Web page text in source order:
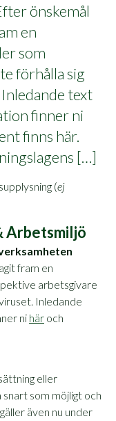
önskemål
en
som
förhålla sig
text
finner ni
finns här.
[…]
(ej
Arbetsmiljö
fram en
arbetsgivare
Inledande
ni här och
eller
som möjligt och
även nu under